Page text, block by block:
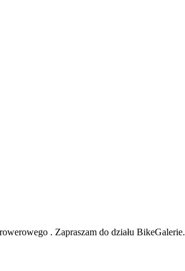
. Zapraszam do działu BikeGalerie.